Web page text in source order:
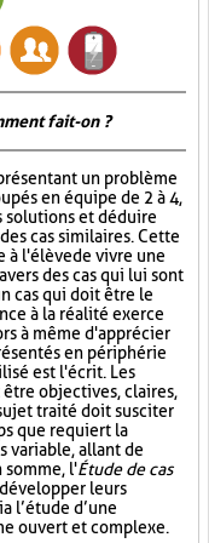
fait-on ?
un problème
en équipe de 2 à 4,
solutions et déduire
cas similaires. Cette
l'élève de vivre une
des cas qui lui sont
cas qui doit être le
à la réalité exerce
à même d'apprécier
en périphérie
est l'écrit. Les
objectives, claires,
traité doit susciter
que requiert la
variable, allant de
somme, l'Étude de cas
leurs
l’étude d’une
ouvert et complexe.